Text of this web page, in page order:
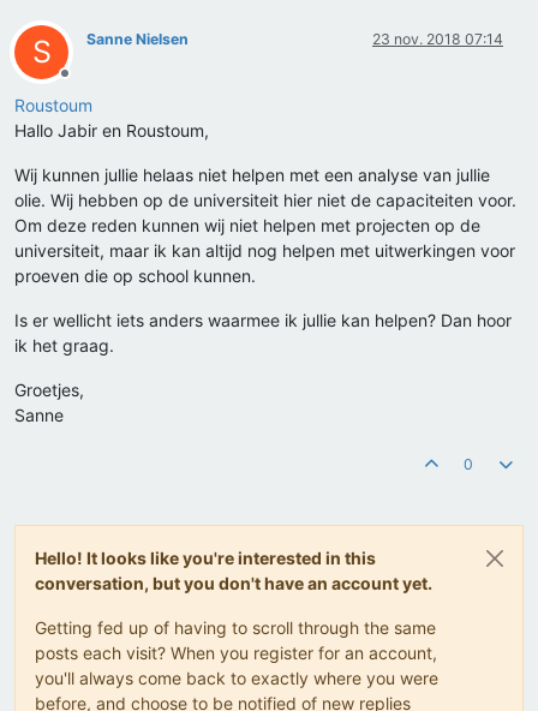
S
Offline
Sanne Nielsen 23 nov. 2018 07:14
Roustoum
Hallo Jabir en Roustoum,
Wij kunnen jullie helaas niet helpen met een analyse van jullie
olie. Wij hebben op de universiteit hier niet de capaciteiten voor.
Om deze reden kunnen wij niet helpen met projecten op de
universiteit, maar ik kan altijd nog helpen met uitwerkingen voor
proeven die op school kunnen.
Is er wellicht iets anders waarmee ik jullie kan helpen? Dan hoor
ik het graag.
Groetjes,
Sanne
0
Hello! It looks like you're interested in this
conversation, but you don't have an account yet.
Getting fed up of having to scroll through the same
posts each visit? When you register for an account,
you'll always come back to exactly where you were
before, and choose to be notified of new replies